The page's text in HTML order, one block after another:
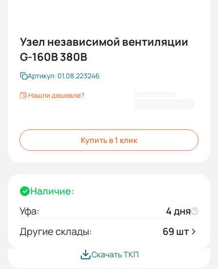
Узел независимой вентиляции
G-160В 380В
Артикул: 01.08.223246
Нашли дешевле?
Купить в 1 клик
Наличие:
Уфа:
4 дня
Другие склады:
69 шт
Скачать ТКП